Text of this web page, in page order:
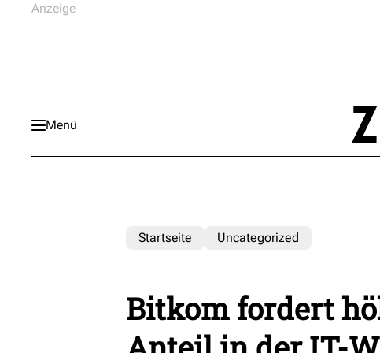
Menü
Startseite Uncategorized
Bitkom fordert